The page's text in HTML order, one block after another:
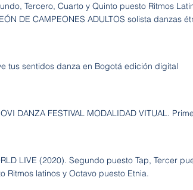
Tercero, Cuarto y Quinto puesto Ritmos
DE CAMPEONES ADULTOS solista danzas
tus sentidos danza en Bogotá edición digital
DANZA FESTIVAL MODALIDAD VITUAL.
LIVE (2020). Segundo puesto Tap, Tercer
Ritmos latinos y Octavo puesto Etnia.